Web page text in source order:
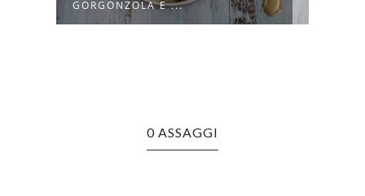
CACIOCAVA...
0 ASSAGGI